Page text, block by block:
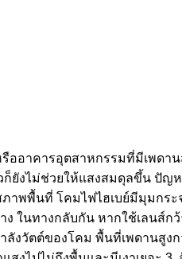
ออาคารอุตสาหกรรมที่มีเพด
งไม่ช่วยให้แสงสมดุลขึ้น ปัญ
พพื้นที่ โคมไฟไฮเบย์มีมุมกระจ
ในทางกลับกัน หากใช้เลนส์ก
งวัตต์ของโคม พื้นที่เพดานสูง